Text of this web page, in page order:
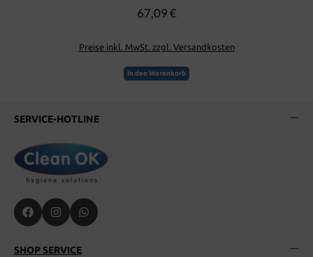
Regulärer Preis:
67,09 €
Preise inkl. MwSt. zzgl. Versandkosten
In den Warenkorb
SERVICE-HOTLINE
SHOP SERVICE